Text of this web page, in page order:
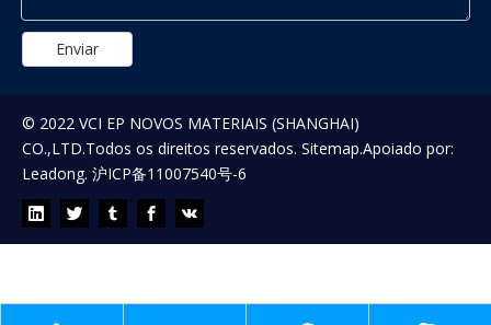
Enviar
© 2022 VCI EP NOVOS MATERIAIS (SHANGHAI)
CO.,LTD.Todos os direitos reservados. Sitemap.Apoiado por:
Leadong. 沪ICP备11007540号-6